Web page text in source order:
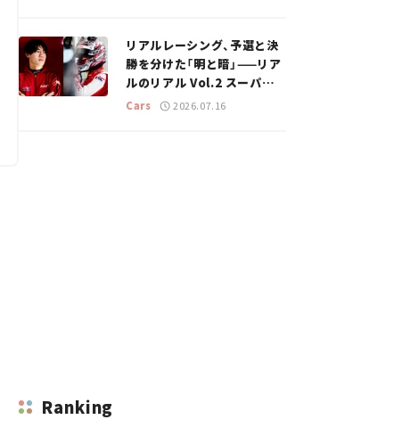
リアルレーシング、予選と決
勝を分けた「明と暗」——リア
ルのリアル Vol.2 スーパー
GT 2026開幕戦 岡山国際サ
Cars 2026.07.16
Ranking